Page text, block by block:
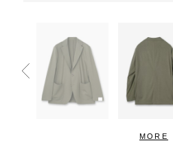
MORE